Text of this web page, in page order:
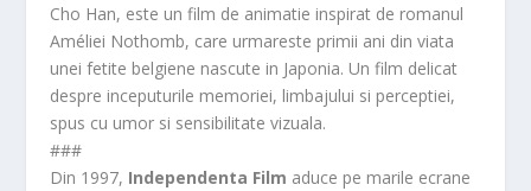
Cho Han, este un film de animatie inspirat de romanul
Améliei Nothomb, care urmareste primii ani din viata
unei fetite belgiene nascute in Japonia. Un film delicat
despre inceputurile memoriei, limbajului si perceptiei,
spus cu umor si sensibilitate vizuala.
###
Din 1997, Independenta Film aduce pe marile ecrane